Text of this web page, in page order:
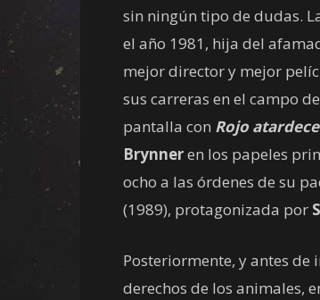
sin ningún tipo de dudas.
el año 1981, hija del
mejor director y mejor
sus carreras en el campo
pantalla con Rojo
Brynneren los papeles
ocho a las órdenes de su
(1989), protagonizada por
Posteriormente, y antes
derechos de los animales,